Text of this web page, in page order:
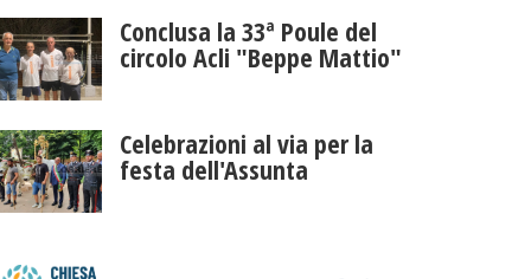
Conclusa la 33ª Poule del
circolo Acli "Beppe Mattio"
Celebrazioni al via per la
festa dell'Assunta